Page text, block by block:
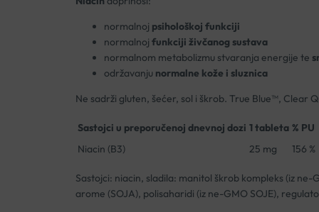
normalnoj psihološkoj funkciji
normalnoj funkciji živčanog sustava
normalnom metabolizmu stvaranja energije te
održavanju normalne kože i sluznica
Ne sadrži gluten, šećer, sol i škrob. True Blue™, Clear
Sastojci u preporučenoj dnevnoj dozi 1 tableta % PU
Niacin (B3)
25 mg 156 %
Sastojci: niacin, sladila: manitol škrob kompleks (iz
arome (SOJA), polisaharidi (iz ne-GMO SOJE),